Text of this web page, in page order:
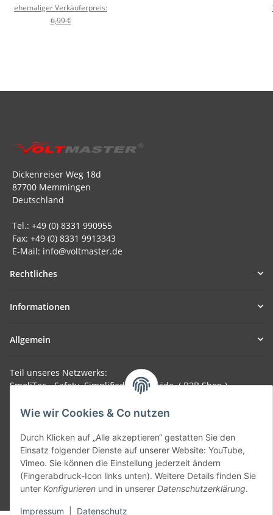
Wie wir Cookies & Co nutzen
Durch Klicken auf „Alle akzeptieren“ gestatten Sie den
Einsatz folgender Dienste auf unserer Website: YouTube,
Vimeo. Sie können die Einstellung jederzeit ändern
(Fingerabdruck-Icon links unten). Weitere Details finden Sie
unter Konfigurieren und in unserer Datenschutzerklärung.
Impressum Datenschutz
ehemaliger Verkäuferpreis:
6,99 €
Dickenreiser Weg 18d
87700 Memmingen
Deutschland
Tel.: +49 (0) 8331 990955
Fax: +49 (0) 8331 9913343
E-Mail: info@voltmaster.de
Rechtliches
Informationen
Allgemein
Teil unseres Netzwerks:
SmoliTec - Safety. Simplified. Worldwide. ( B2B Shop )
* Alle Preise inkl. gesetzlicher USt., zzgl. Versand